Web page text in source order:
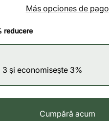
Más opciones de pago
reducere
3 și economisește 3%
Cumpără acum